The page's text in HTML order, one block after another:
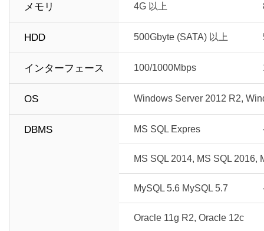
メモリ 4G 以上
HDD 500Gbyte (SATA) 以上
インターフェース 100/1000Mbps
OS Windows Server 2012 R2,
DBMS MS SQL Expres
MS SQL 2014, MS SQL 2016,
MySQL 5.6 MySQL 5.7
Oracle 11g R2, Oracle 12c